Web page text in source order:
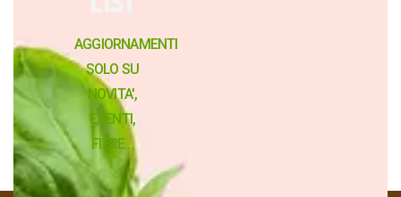
AGGIORNAMENTI
SOLO SU
NOVITA',
EVENTI,
FIERE...